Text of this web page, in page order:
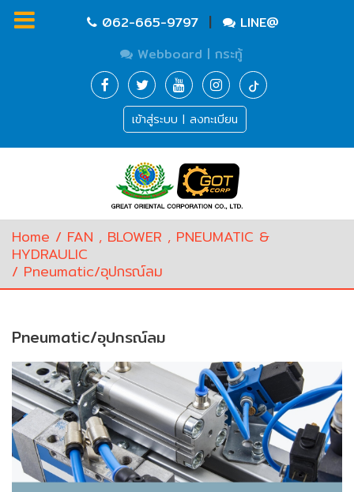
บำบัด
น้ำ
เสีย,
ปั๊ม
วาล์ว)
ENVIRONMENT
&
Antipollution
(สิ่ง
แวดล้อม
และ
ระบบ
062-665-9797 |
LINE@
Webboard | กระทู้
เข้าสู่ระบบ | ลงทะเบียน
Home / FAN , BLOWER , PNEUMATIC &
HYDRAULIC
/ Pneumatic/อุปกรณ์ลม
Pneumatic/อุปกรณ์ลม